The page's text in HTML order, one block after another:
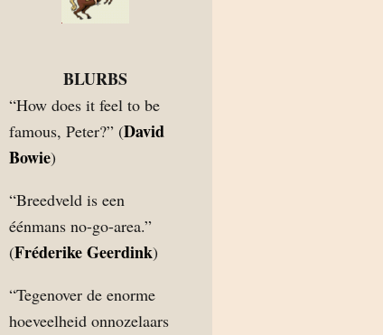
BLURBS
“How does it feel to be
famous, Peter?” (David
Bowie)
“Breedveld is een
éénmans no-go-area.”
(Fréderike Geerdink)
“Tegenover de enorme
hoeveelheid onnozelaars